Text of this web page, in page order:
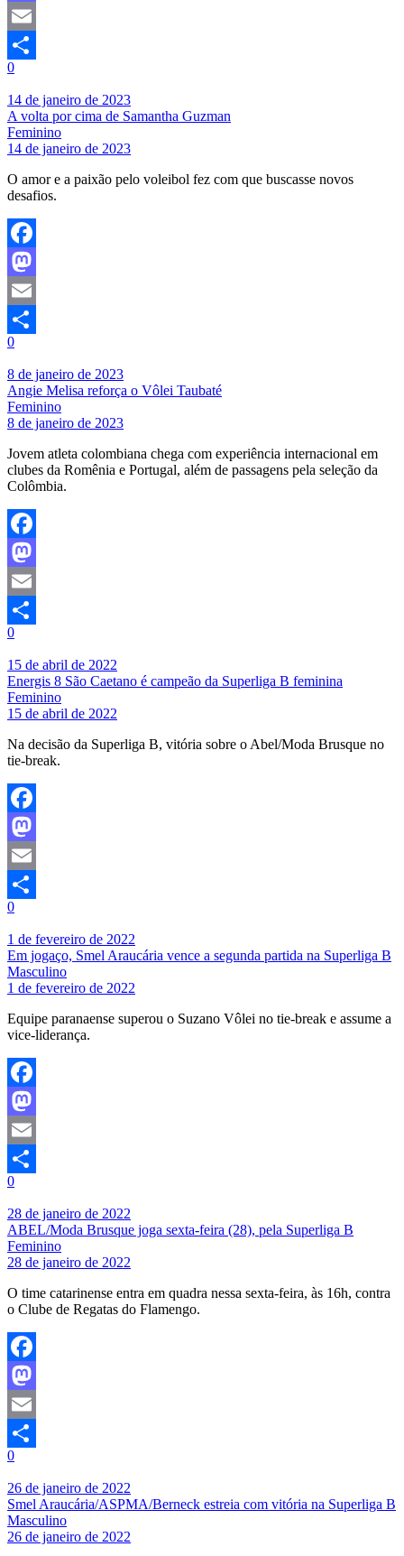
Mastodon
Email
Share
0
14 de janeiro de 2023
A volta por cima de Samantha Guzman
Feminino
14 de janeiro de 2023
O amor e a paixão pelo voleibol fez com que buscasse novos
desafios.
Facebook
Mastodon
Email
Share
0
8 de janeiro de 2023
Angie Melisa reforça o Vôlei Taubaté
Feminino
8 de janeiro de 2023
Jovem atleta colombiana chega com experiência internacional em
clubes da Romênia e Portugal, além de passagens pela seleção da
Colômbia.
Facebook
Mastodon
Email
Share
0
15 de abril de 2022
Energis 8 São Caetano é campeão da Superliga B feminina
Feminino
15 de abril de 2022
Na decisão da Superliga B, vitória sobre o Abel/Moda Brusque no
tie-break.
Facebook
Mastodon
Email
Share
0
1 de fevereiro de 2022
Em jogaço, Smel Araucária vence a segunda partida na Superliga B
Masculino
1 de fevereiro de 2022
Equipe paranaense superou o Suzano Vôlei no tie-break e assume a
vice-liderança.
Facebook
Mastodon
Email
Share
0
28 de janeiro de 2022
ABEL/Moda Brusque joga sexta-feira (28), pela Superliga B
Feminino
28 de janeiro de 2022
O time catarinense entra em quadra nessa sexta-feira, às 16h, contra
o Clube de Regatas do Flamengo.
Facebook
Mastodon
Email
Share
0
26 de janeiro de 2022
Smel Araucária/ASPMA/Berneck estreia com vitória na Superliga B
Masculino
26 de janeiro de 2022